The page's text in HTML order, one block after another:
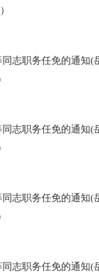
志职务任免的通知(
志职务任免的通知(
志职务任免的通知(
志职务任免的通知(